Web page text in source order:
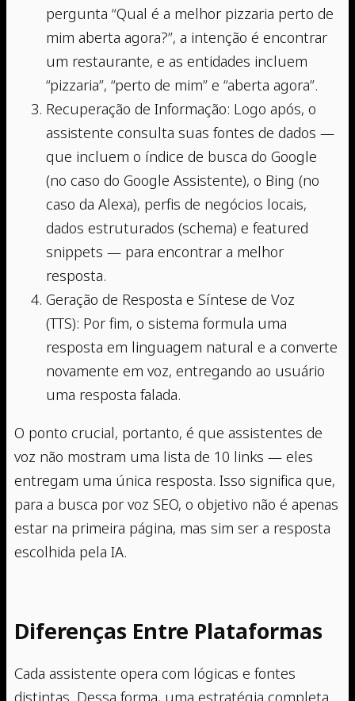
pergunta “Qual é a melhor pizzaria perto de
mim aberta agora?”, a intenção é encontrar
um restaurante, e as entidades incluem
“pizzaria”, “perto de mim” e “aberta agora”.
Recuperação de Informação: Logo após, o
assistente consulta suas fontes de dados —
que incluem o índice de busca do Google
(no caso do Google Assistente), o Bing (no
caso da Alexa), perfis de negócios locais,
dados estruturados (schema) e featured
snippets — para encontrar a melhor
resposta.
Geração de Resposta e Síntese de Voz
(TTS): Por fim, o sistema formula uma
resposta em linguagem natural e a converte
novamente em voz, entregando ao usuário
uma resposta falada.
O ponto crucial, portanto, é que assistentes de
voz não mostram uma lista de 10 links — eles
entregam uma única resposta. Isso significa que,
para a busca por voz SEO, o objetivo não é apenas
estar na primeira página, mas sim ser a resposta
escolhida pela IA.
Diferenças Entre Plataformas
Cada assistente opera com lógicas e fontes
distintas. Dessa forma, uma estratégia completa